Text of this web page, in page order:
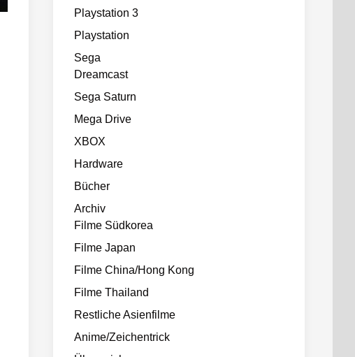
Playstation 3
Playstation
Sega
Dreamcast
Sega Saturn
Mega Drive
XBOX
Hardware
Bücher
Archiv
Filme Südkorea
Filme Japan
Filme China/Hong Kong
Filme Thailand
Restliche Asienfilme
Anime/Zeichentrick